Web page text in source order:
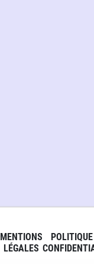
MENTIONS
LÉGALES